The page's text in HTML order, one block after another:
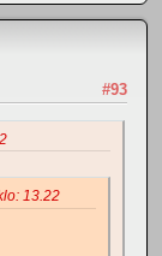
#93
13.22